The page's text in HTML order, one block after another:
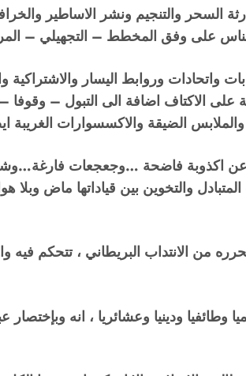
السحر والتنجيم ونشر الاساطير
على وفق المخطط – التجهيلي –
وروابط اليسار والاشتراكية
على الاكتاف اضافة الى التبول –
الضيقة والاكسسوارات الغريبة
عن اكذوبة فاضحة …وجعجعات
والتخوين بين قياداتها ماض
من الانتداب البريطاني ، تتحكم فيه
وطائفيا ودينيا وعشائريا ، انه